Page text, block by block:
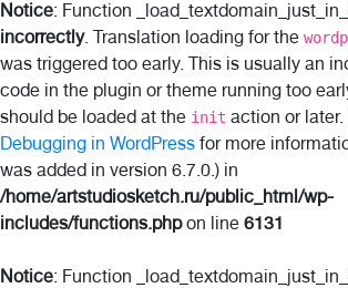
Notice: Function
incorrectly. Translation loading for the
was triggered too early. This is usually an
code in the plugin or theme running too
should be loaded at the init action or
Debugging in WordPress for more
was added in version 6.7.0.) in
/home/artstudiosketch.ru/public_html/wp-
includes/functions.phpon line 6131
Notice: Function